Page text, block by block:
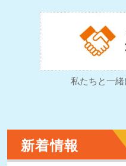
私たちと一緒
新着情報